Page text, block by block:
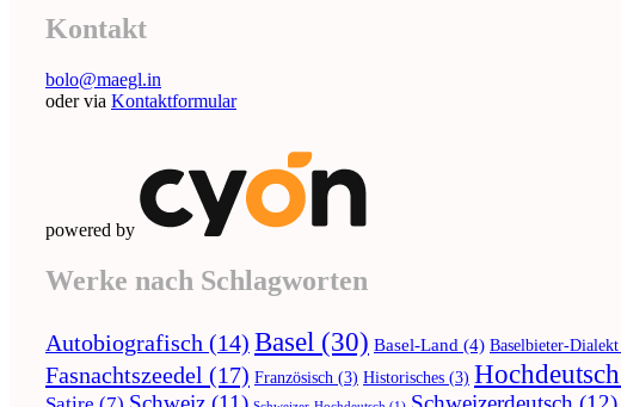
Kontakt
bolo@maegl.in
oder via Kontaktformular
powered by
Werke nach Schlagworten
Autobiografisch (14) Basel (30) Basel-Land (4) Baselbieter-Dialekt
Fasnachtszeedel (17) Französisch (3) Historisches (3) Hochdeutsch